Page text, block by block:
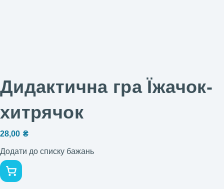
Дидактична гра Їжачок-
хитрячок
28,00 ₴
Додати до списку бажань